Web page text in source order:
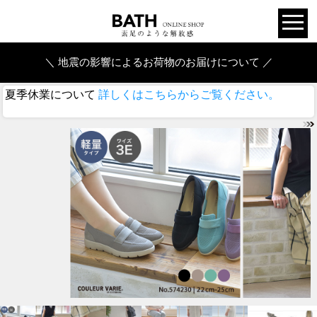
＼ 地震の影響によるお荷物のお届けについて ／
夏季休業について 詳しくはこちらからご覧ください。